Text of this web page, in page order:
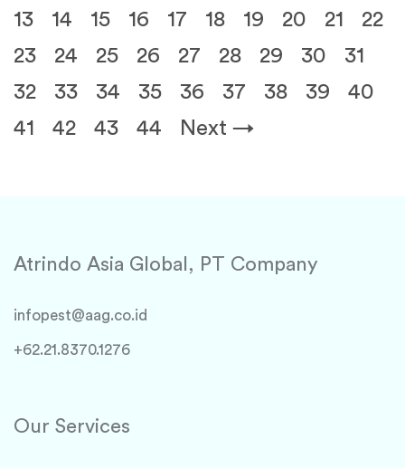
13
14 15 16 17 18 19 20 21
22
23
24 25 26 27 28 29 30
31
32
33 34 35 36 37 38 39
40
41
42 43 44 Next →
Atrindo Asia Global, PT Company
infopest@aag.co.id
+62.21.8370.1276
Our Services